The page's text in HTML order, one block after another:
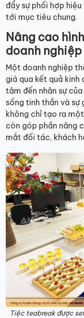
đẩy sự phối hợp
tới mục tiêu chung.
Nâng cao
doanh nghiệp
Một doanh nghiệp
giá qua kết quả kinh
tâm đến nhân sự
sống tinh thần và sự
không chỉ tạo ra
còn góp phần nâng
mắt đối tác, khách
Tiệc teabreak được